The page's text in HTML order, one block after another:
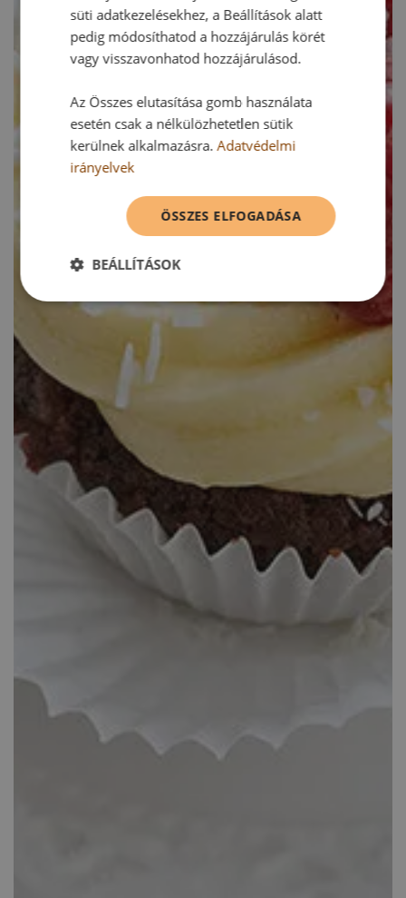
süti adatkezelésekhez, a Beállítások alatt
pedig módosíthatod a hozzájárulás körét
vagy visszavonhatod hozzájárulásod.
Az Összes elutasítása gomb használata
esetén csak a nélkülözhetetlen sütik
kerülnek alkalmazásra.Adatvédelmi
irányelvek
ÖSSZES ELFOGADÁSA
BEÁLLÍTÁSOK